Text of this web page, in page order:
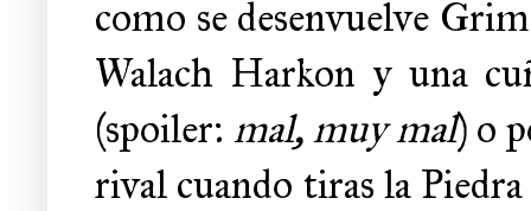
como se desenvuelve
Walach Harkon y una
(spoiler: mal, muy mal) o
rival cuando tiras la